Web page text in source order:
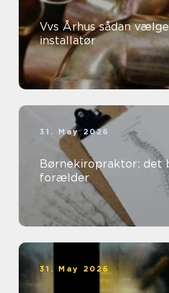
Vvs Århus sådan vælger du den rigtige
installatør
31. May 2026
Børnekiropraktor: det
forælder
31. May 2026